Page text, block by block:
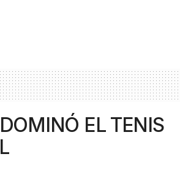
EL TENIS